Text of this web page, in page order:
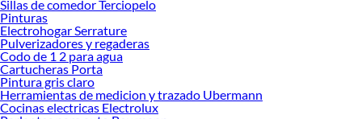
que tu espacio cumpla con los estándares de seguridad necesarios.
Complementa tu compra con estos productos:
Emergencias
Artículos de Protección
Cinta Reflectiva
Extintor
Sillas de comedor Terciopelo
Pinturas
Electrohogar Serrature
Pulverizadores y regaderas
Codo de 1 2 para agua
Cartucheras Porta
Pintura gris claro
Herramientas de medicion y trazado Ubermann
Cocinas electricas Electrolux